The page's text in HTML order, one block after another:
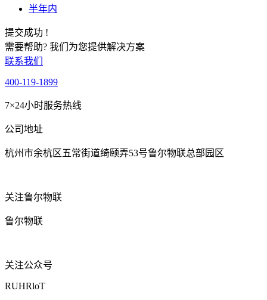
半年内
提交成功 !
需要帮助? 我们为您提供解决方案
联系我们
400-119-1899
7×24小时服务热线
公司地址
杭州市余杭区五常街道绮颐弄53号鲁尔物联总部园区
关注鲁尔物联
鲁尔物联
关注公众号
RUHRloT